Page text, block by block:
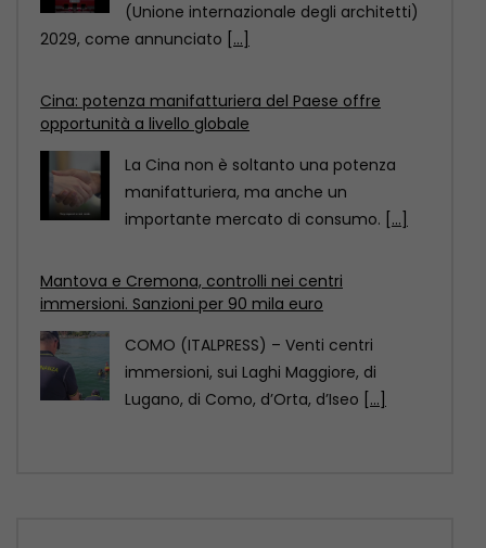
importante mercato di consumo.[...]
immersioni. Sanzioni per 90 mila euro
COMO (ITALPRESS) – Venti centri
immersioni, sui Laghi Maggiore, di
Lugano, di Como, d’Orta, d’Iseo
dell’architettura 2029
Pechino è stata designata Capitale
mondiale dell’architettura Unesco-Uia
(Unione internazionale degli architetti)
2029, come annunciato[...]